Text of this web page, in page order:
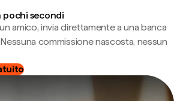
pochi secondi
amico, invia direttamente a una banca
commissione nascosta, nessun